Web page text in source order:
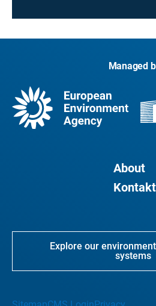
Managed
About
Kontakt
Explore our
systems